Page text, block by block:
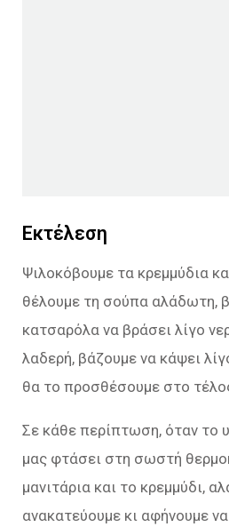
Εκτέλεση
Ψιλοκόβουμε τα κρεμμύδια
θέλουμε τη σούπα αλάδωτη,
κατσαρόλα να βράσει λίγο
λαδερή, βάζουμε να κάψει
θα το προσθέσουμε στο
Σε κάθε περίπτωση, όταν το
μας φτάσει στη σωστή
μανιτάρια και το κρεμμύδι,
ανακατεύουμε κι αφήνουμε